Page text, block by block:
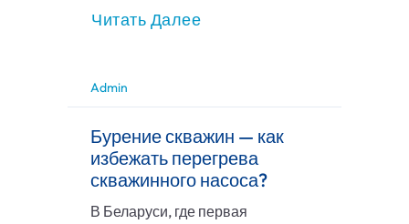
Читать Далее
Admin
Бурение скважин — как
избежать перегрева
скважинного насоса?
В Беларуси, где первая